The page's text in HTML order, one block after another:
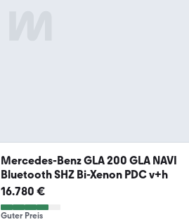
Mercedes-Benz GLA 200 GLA NAVI
Bluetooth SHZ Bi-Xenon PDC v+h
16.780 €
Guter Preis